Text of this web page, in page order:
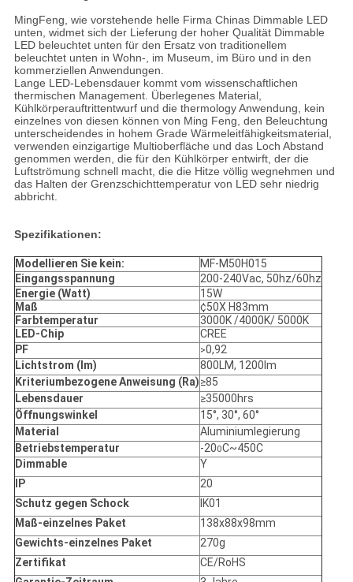
MingFeng, wie vorstehende helle Firma Chinas Dimmable LED
unten, widmet sich der Lieferung der hoher Qualität Dimmable
LED beleuchtet unten für den Ersatz von traditionellem
beleuchtet unten in Wohn-, im Museum, im Büro und in den
kommerziellen Anwendungen.
Lange LED-Lebensdauer kommt vom wissenschaftlichen
thermischen Management. Überlegenes Material,
Kühlkörperauftrittentwurf und die thermology Anwendung, kein
einzelnes von diesen können von Ming Feng, den Beleuchtung
unterscheidendes in hohem Grade Wärmeleitfähigkeitsmaterial,
verwenden einzigartige Multioberfläche und das Loch Abstand
genommen werden, die für den Kühlkörper entwirft, der die
Luftströmung schnell macht, die die Hitze völlig wegnehmen und
das Halten der Grenzschichttemperatur von LED sehr niedrig
abbricht.
Spezifikationen:
Modellieren Sie kein:
MF-M50H015
Eingangsspannung
200-240Vac, 50hz/60hz
Energie (Watt)
15W
Maß
¢50X H83mm
Farbtemperatur
3000K /4000K/ 5000K
LED-Chip
CREE
PF
>0,92
Lichtstrom (lm)
800LM, 1200lm
Kriteriumbezogene Anweisung (Ra)≥85
Lebensdauer
≥35000hrs
Öffnungswinkel
15°, 30°, 60°
Material
Aluminiumlegierung
Betriebstemperatur
-200C~450C
Dimmable
Y
IP
20
Schutz gegen Schock
IK01
Maß-einzelnes Paket
138x88x98mm
Gewichts-einzelnes Paket
270g
Zertifikat
CE/RoHS